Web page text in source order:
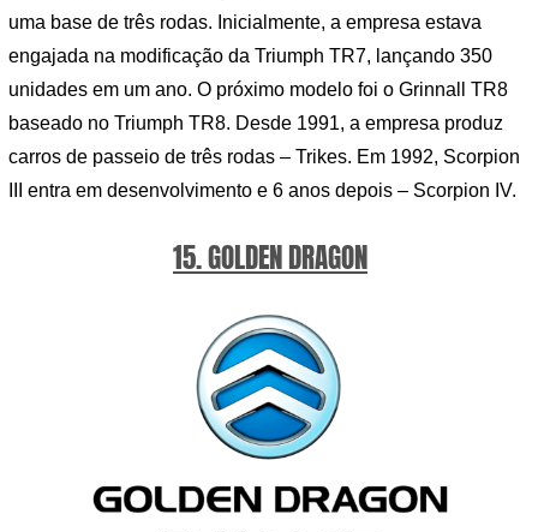
uma base de três rodas. Inicialmente, a empresa estava
engajada na modificação da Triumph TR7, lançando 350
unidades em um ano. O próximo modelo foi o Grinnall TR8
baseado no Triumph TR8. Desde 1991, a empresa produz
carros de passeio de três rodas – Trikes. Em 1992, Scorpion
III entra em desenvolvimento e 6 anos depois – Scorpion IV.
15. GOLDEN DRAGON